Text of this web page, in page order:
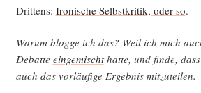
Drit­tens: Iro­ni­sche Selbst­kri­tik, oder so.
War­um blog­ge ich das? Weil ich mich
Debat­te ein­ge­mischthat­te, und fin­de,
auch das vor­läu­fi­ge Ergeb­nis mitzuteilen.